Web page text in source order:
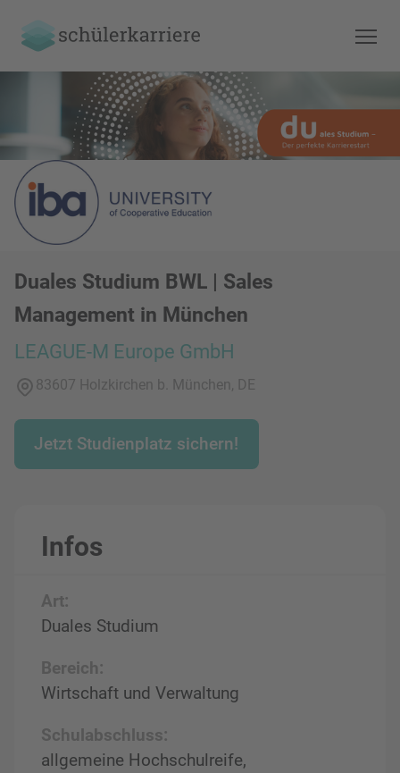
Duales Studium BWL | Sales
Management in München
LEAGUE-M Europe GmbH
83607 Holzkirchen b. München, DE
Jetzt Studienplatz sichern!
Infos
Art:
Duales Studium
Bereich:
Wirtschaft und Verwaltung
Schulabschluss:
allgemeine Hochschulreife,